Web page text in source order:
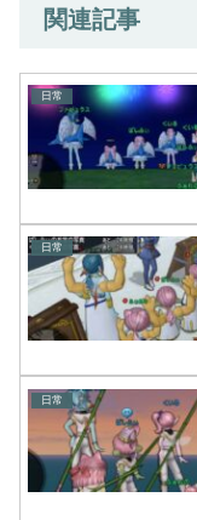
関連記事
日常
日常
日常